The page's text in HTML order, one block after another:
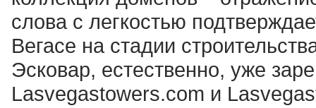
слова с легкостью
Вегасе на стадии
Эсковар, естественно, уже
Lasvegastowers.com и